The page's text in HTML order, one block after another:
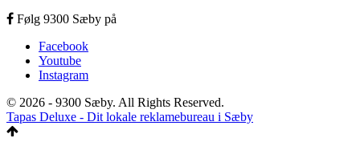
Følg 9300 Sæby på
Facebook
Youtube
Instagram
© 2026 - 9300 Sæby. All Rights Reserved.
Tapas Deluxe - Dit lokale reklamebureau i Sæby